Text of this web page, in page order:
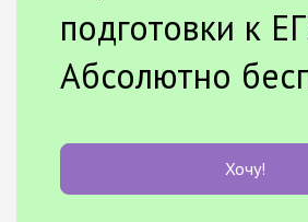
подготовки к
Абсолютно
Хочу!